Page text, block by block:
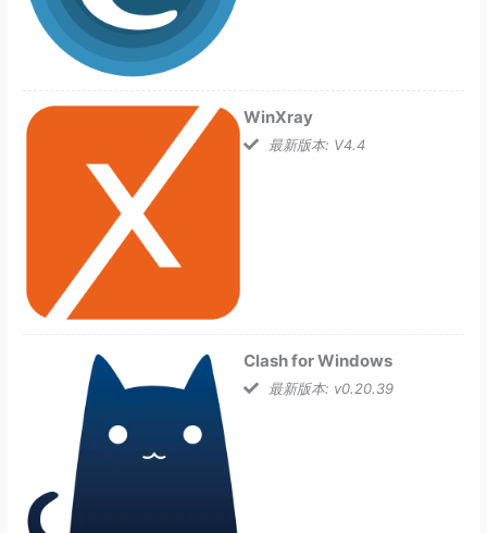
WinXray
最新版本: V4.4
Clash for Windows
最新版本: v0.20.39